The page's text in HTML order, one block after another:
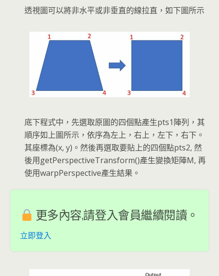
透視圖可以將非水平或非垂直的線拉直，如下圖所示
底下程式中，先選取原圖的四個點產生pts1陣列，其
順序如上圖所示，依序為左上，右上，左下，右下。
其座標為(x, y)。然後再選取要貼上的四個點pts2, 然
後用getPerspectiveTransform()產生變換矩陣M, 再
使用warpPerspective產生結果。
更多內容,請登入會員繼續閱讀。
立即登入